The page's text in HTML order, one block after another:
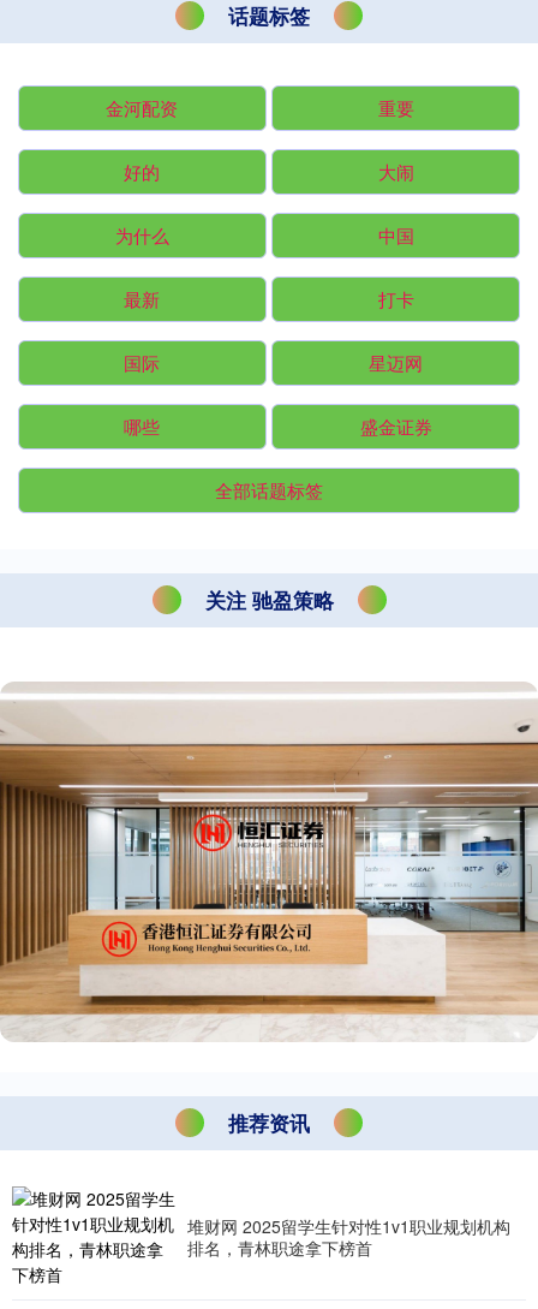
话题标签
金河配资 重要
好的 大闹
为什么 中国
最新 打卡
国际 星迈网
哪些 盛金证券
全部话题标签
关注 驰盈策略
推荐资讯
堆财网 2025留学生针对性1v1职业规划机构
排名，青林职途拿下榜首